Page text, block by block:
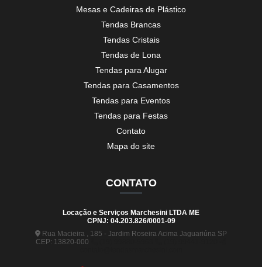
Mesas e Cadeiras de Plástico
Tendas Brancas
Tendas Cristais
Tendas de Lona
Tendas para Alugar
Tendas para Casamentos
Tendas para Eventos
Tendas para Festas
Contato
Mapa do site
CONTATO
Locação e Serviços Marchesini LTDA ME
CPNJ: 04.203.826/0001-09
Rua Macieira , 185 - Jardim Roseira Acima Jaguariúna SP
CEP: 13820-000